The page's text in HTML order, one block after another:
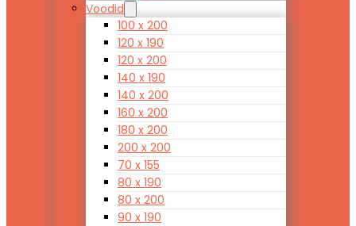
Voodid
100 x 200
120 x 190
120 x 200
140 x 190
140 x 200
160 x 200
180 x 200
200 x 200
70 x 155
80 x 190
80 x 200
90 x 190